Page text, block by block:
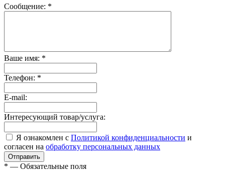
Сообщение: *
Ваше имя: *
Телефон: *
E-mail:
Интересующий товар/услуга:
Я ознакомлен с Политикой конфиденциальности и
согласен на обработку персональных данных
* — Обязательные поля